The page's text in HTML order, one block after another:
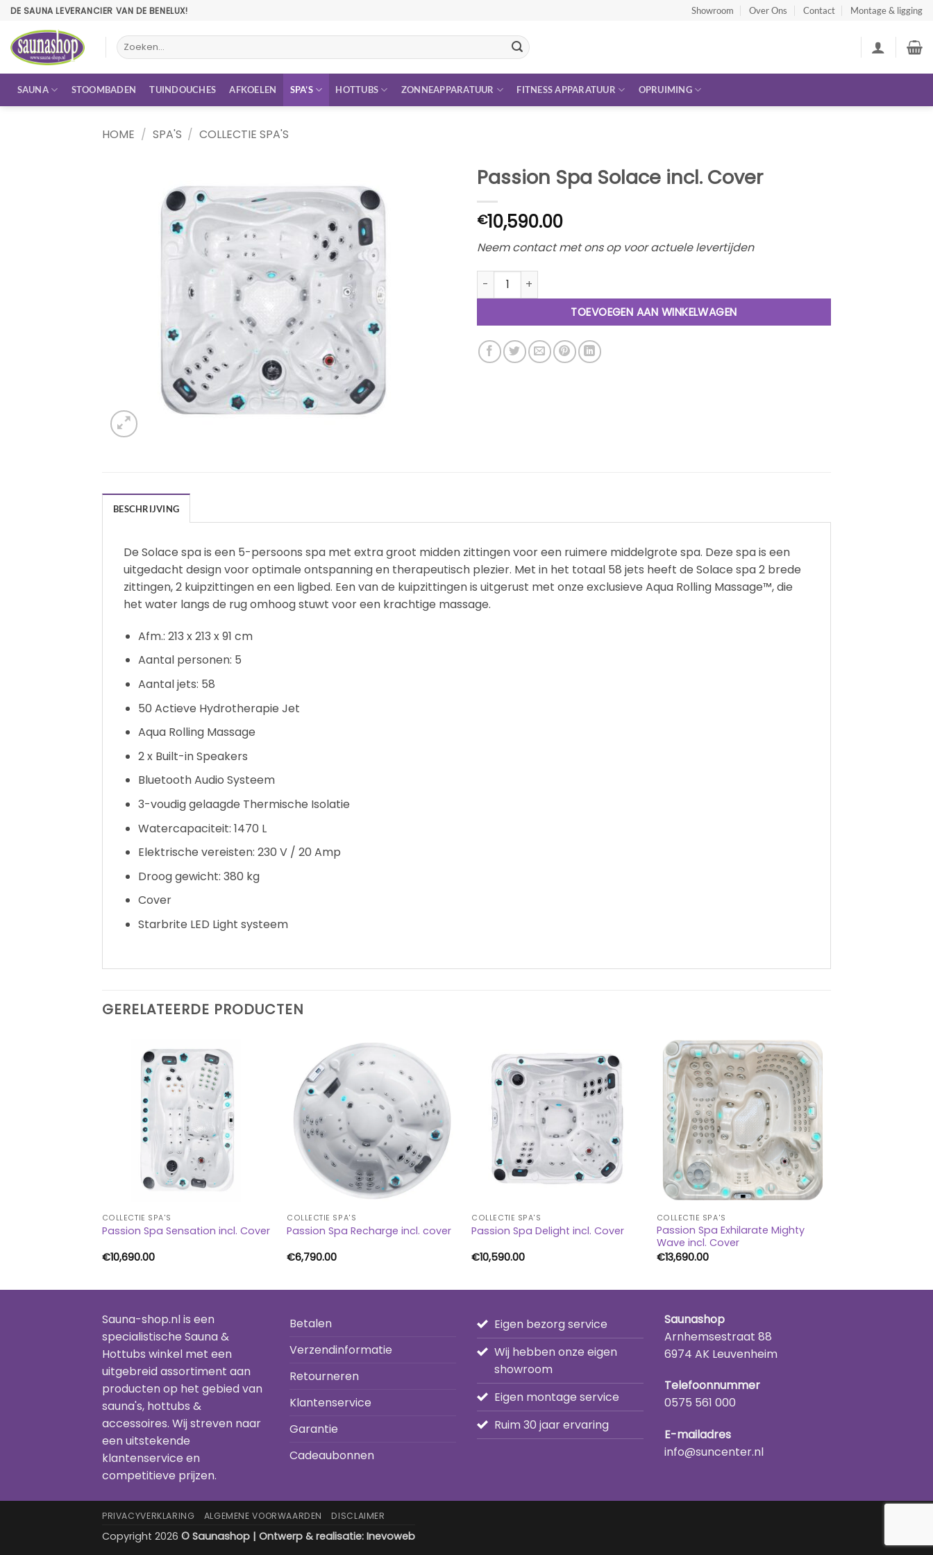
Ga
inhoud
DE SAUNA LEVERANCIER VAN DE BENELUX! Showroom Over Ons Contact Montage & ligging
Zoeken
naar:
SAUNA STOOMBADEN TUINDOUCHES AFKOELEN SPA’S HOTTUBS ZONNEAPPARATUUR FITNESS APPARATUUR OPRUIMING
HOME / SPA'S / COLLECTIE SPA'S
Passion Spa Solace incl. Cover
€10,590.00
Neem contact met ons op voor actuele levertijden
Passion Spa Solace incl. Cover aantal
TOEVOEGEN AAN WINKELWAGEN
BESCHRIJVING
De Solace spa is een 5-persoons spa met extra groot midden zittingen voor een ruimere middelgrote spa. Deze spa is een
uitgedacht design voor optimale ontspanning en therapeutisch plezier. Met in het totaal 58 jets heeft de Solace spa 2 brede
zittingen, 2 kuipzittingen en een ligbed. Een van de kuipzittingen is uitgerust met onze exclusieve Aqua Rolling Massage™, die
het water langs de rug omhoog stuwt voor een krachtige massage.
Afm.: 213 x 213 x 91 cm
Aantal personen: 5
Aantal jets: 58
50 Actieve Hydrotherapie Jet
Aqua Rolling Massage
2 x Built-in Speakers
Bluetooth Audio Systeem
3-voudig gelaagde Thermische Isolatie
Watercapaciteit: 1470 L
Elektrische vereisten: 230 V / 20 Amp
Droog gewicht: 380 kg
Cover
Starbrite LED Light systeem
GERELATEERDE PRODUCTEN
COLLECTIE SPA'S
Passion Spa Sensation incl. Cover
€10,690.00
COLLECTIE SPA'S
Passion Spa Recharge incl. cover
€6,790.00
COLLECTIE SPA'S
Passion Spa Delight incl. Cover
€10,590.00
COLLECTIE SPA'S
Passion Spa Exhilarate Mighty
Wave incl. Cover
€13,690.00
Sauna-shop.nl is een
specialistische Sauna &
Hottubs winkel met een
uitgebreid assortiment aan
producten op het gebied van
sauna's, hottubs &
accessoires. Wij streven naar
een uitstekende
klantenservice en
competitieve prijzen.
Betalen
Verzendinformatie
Retourneren
Klantenservice
Garantie
Cadeaubonnen
Eigen bezorg service
Wij hebben onze eigen
showroom
Eigen montage service
Ruim 30 jaar ervaring
Saunashop
Arnhemsestraat 88
6974 AK Leuvenheim
Telefoonnummer
0575 561 000
E-mailadres
info@suncenter.nl
PRIVACYVERKLARING ALGEMENE VOORWAARDEN DISCLAIMER
Copyright 2026 © Saunashop | Ontwerp & realisatie: Inevoweb